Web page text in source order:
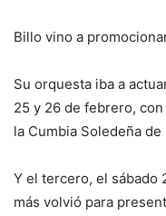
Billo vino a
Su orquesta iba a
25 y 26 de febrero,
la Cumbia Soledeña
Y el tercero, el sábado
más volvió para